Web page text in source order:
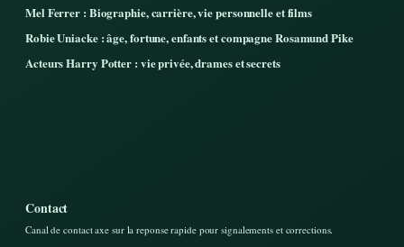
Mel Ferrer : Biographie, carrière, vie personnelle et films
Robie Uniacke : âge, fortune, enfants et compagne Rosamund Pike
Acteurs Harry Potter : vie privée, drames et secrets
Contact
Canal de contact axe sur la reponse rapide pour signalements et corrections.